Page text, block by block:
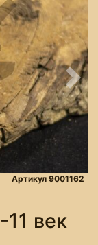
Артикул 9001162
век